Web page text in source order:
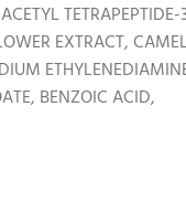
TETRAPEPTIDE-
EXTRACT,
BENZOIC ACID,